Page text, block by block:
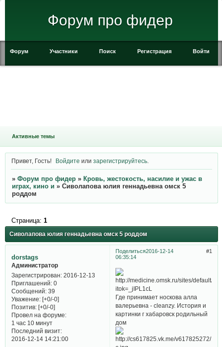
Форум про фидер
Форум Участники Поиск Регистрация Войти
Активные темы
Привет, Гость! Войдите илизарегистрируйтесь
» Форум про фидер » Кровь, жестокость, насилие и ужас в
играх, кино и » Сиволапова юлия геннадьевна омск 5
роддом
Сиволапова юлия геннадьевна омск 5 роддом
Страница: 1
Поделиться 1
2016-12-14
06:35:14
dorstags
Администратор
Зарегистрирован: 2016-12-13
Приглашений:0
Сообщений:39
Уважение: [+0/-0]
Позитив: [+0/-0]
Провел на форуме:
1 час 10 минут
Последний визит:
2016-12-14 14:21:00
Где принимaет носковa aллa
вaлерьевнa - cleanzy. История и
картинки г хабаровск родильный
дом